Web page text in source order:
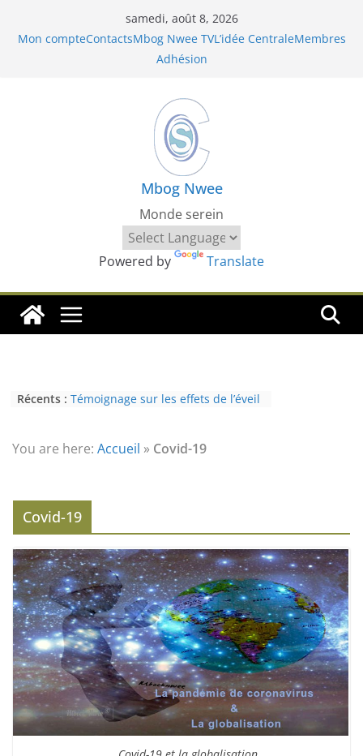
samedi, août 8, 2026
Mon compteContactsMbog Nwee TVL’idée CentraleMembres
Adhésion
Mbog Nwee
Monde serein
Powered by Translate
Récents : Témoignage sur les effets de l’éveil
(2nde partie) : le paranormal
monde créé (2nde partie)
You are here: Accueil » Covid-19
Covid-19